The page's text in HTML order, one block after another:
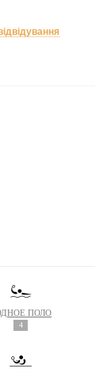
ПОЛО
4